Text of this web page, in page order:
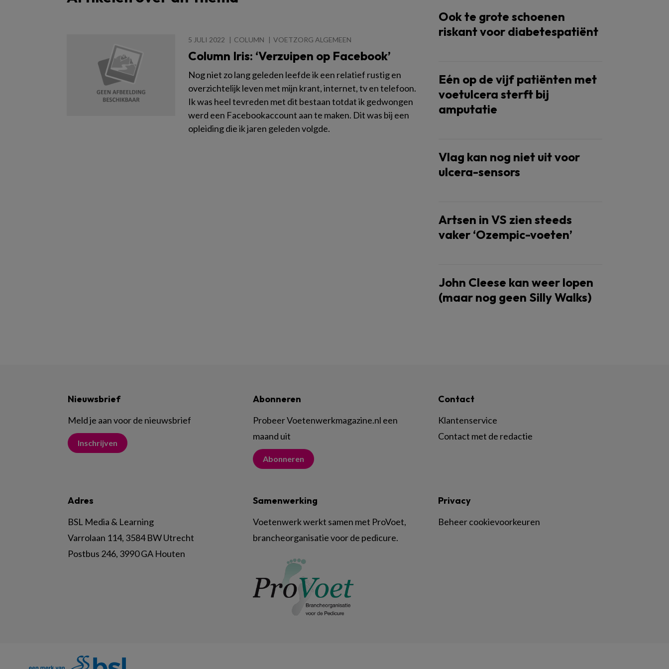
5 JULI 2022 COLUMN VOETZORG ALGEMEEN
Column Iris: ‘Verzuipen op Facebook’
Nog niet zo lang geleden leefde ik een relatief rustig en
overzichtelijk leven met mijn krant, internet, tv en telefoon.
Ik was heel tevreden met dit bestaan totdat ik gedwongen
werd een Facebookaccount aan te maken. Dit was bij een
opleiding die ik jaren geleden volgde.
Ook te grote schoenen
riskant voor diabetespatiënt
Eén op de vijf patiënten met
voetulcera sterft bij
amputatie
Vlag kan nog niet uit voor
ulcera-sensors
Artsen in VS zien steeds
vaker ‘Ozempic-voeten’
John Cleese kan weer lopen
(maar nog geen Silly Walks)
Nieuwsbrief
Meld je aan voor de nieuwsbrief
Inschrijven
Abonneren
Probeer Voetenwerkmagazine.nl een
maand uit
Abonneren
Contact
Klantenservice
Contact met de redactie
Adres
BSL Media & Learning
Varrolaan 114, 3584 BW Utrecht
Postbus 246, 3990 GA Houten
Samenwerking
Voetenwerk werkt samen met ProVoet,
brancheorganisatie voor de pedicure.
Privacy
Beheer cookievoorkeuren